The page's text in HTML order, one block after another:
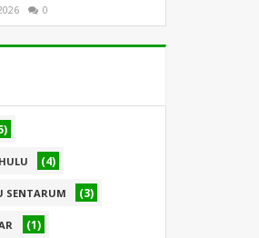
0
(4)
SENTARUM (3)
(1)